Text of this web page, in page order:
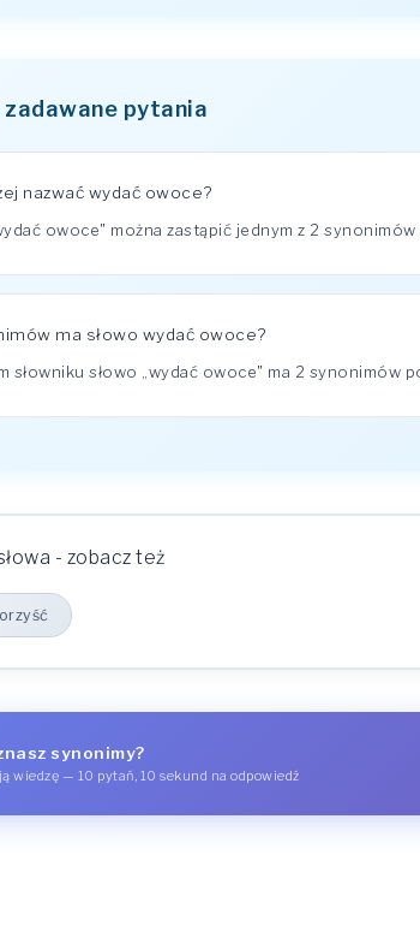
pytania
nazwać wydać owoce?
owoce" można zastąpić jednym z 2
ma słowo wydać owoce?
słowniku słowo „wydać owoce" ma 2 synonimów
- zobacz też
synonimy?
wiedzę — 10 pytań, 10 sekund na odpowiedź